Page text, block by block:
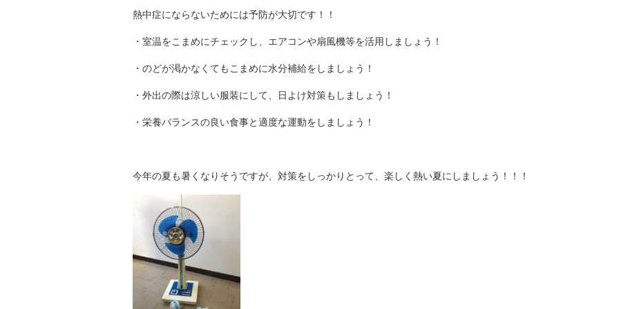
熱中症にならないためには予防が大切です！！
・室温をこまめにチェックし、エアコンや扇風機等を活用しましょう！
・のどが渇かなくてもこまめに水分補給をしましょう！
・外出の際は涼しい服装にして、日よけ対策もしましょう！
・栄養バランスの良い食事と適度な運動をしましょう！
今年の夏も暑くなりそうですが、対策をしっかりとって、楽しく熱い夏にしましょう！！！